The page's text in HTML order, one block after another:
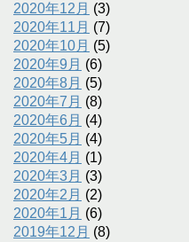
2020年12月 (3)
2020年11月 (7)
2020年10月 (5)
2020年9月 (6)
2020年8月 (5)
2020年7月 (8)
2020年6月 (4)
2020年5月 (4)
2020年4月 (1)
2020年3月 (3)
2020年2月 (2)
2020年1月 (6)
2019年12月 (8)